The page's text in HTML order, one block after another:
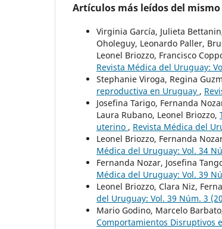
Artículos más leídos del
Virginia García, Julieta
Oholeguy, Leonardo Paller,
Leonel Briozzo, Francisco
Revista Médica del Uruguay:
Stephanie Viroga, Regina
reproductiva en Uruguay ,
Josefina Tarigo, Fernanda
Laura Rubano, Leonel Briozzo,
uterino , Revista Médica del
Leonel Briozzo, Fernanda
Médica del Uruguay: Vol. 34
Fernanda Nozar, Josefina
Médica del Uruguay: Vol. 39
Leonel Briozzo, Clara Niz,
del Uruguay: Vol. 39 Núm. 3
Mario Godino, Marcelo
Comportamientos Disruptivos